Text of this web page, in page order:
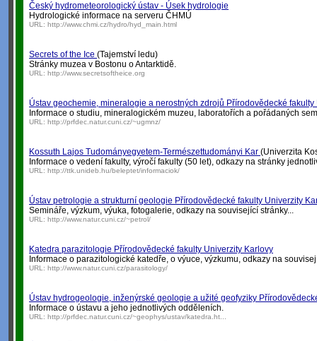
Český hydrometeorologický ústav - Úsek hydrologie
Hydrologické informace na serveru ČHMÚ
URL: http://www.chmi.cz/hydro/hyd_main.html
Secrets of the Ice (Tajemství ledu)
Stránky muzea v Bostonu o Antarktidě.
URL: http://www.secretsoftheice.org
Ústav geochemie, mineralogie a nerostných zdrojů Přírodovědecké
Informace o studiu, mineralogickém muzeu, laboratořích a pořádaných
URL: http://prfdec.natur.cuni.cz/~ugmnz/
Kossuth Lajos Tudományegyetem-Természettudományi Kar (Univerzita
Informace o vedení fakulty, výročí fakulty (50 let), odkazy na stránky
URL: http://ttk.unideb.hu/beleptet/informaciok/
Ústav petrologie a strukturní geologie Přírodovědecké fakulty Univerzity
Semináře, výzkum, výuka, fotogalerie, odkazy na související stránky...
URL: http://www.natur.cuni.cz/~petrol/
Katedra parazitologie Přírodovědecké fakulty Univerzity Karlovy
Informace o parazitologické katedře, o výuce, výzkumu, odkazy na
URL: http://www.natur.cuni.cz/parasitology/
Ústav hydrogeologie, inženýrské geologie a užité geofyziky
Informace o ústavu a jeho jednotlivých odděleních.
URL: http://prfdec.natur.cuni.cz/~geophys/ustav/katedra.ht...